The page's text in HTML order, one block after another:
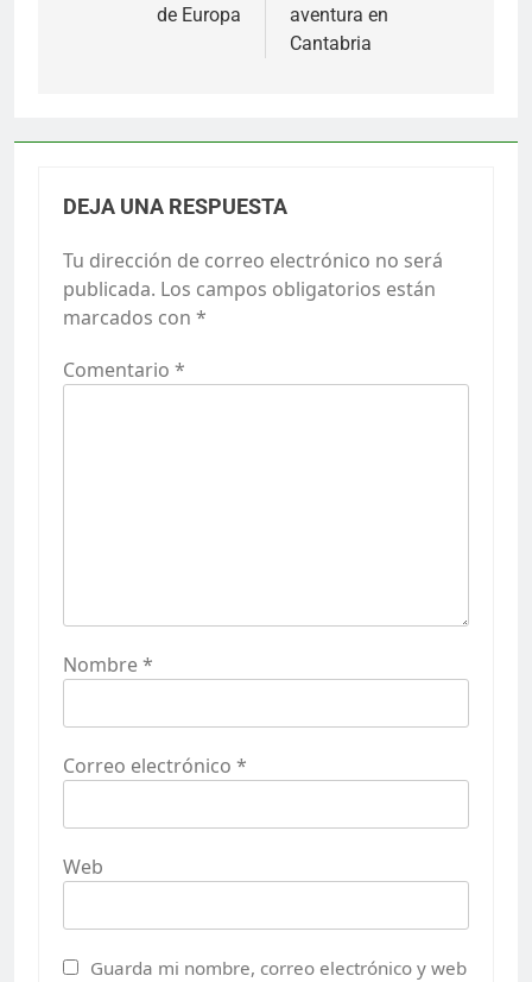
de Europa
aventura en
Cantabria
DEJA UNA RESPUESTA
Tu dirección de correo electrónico no será
publicada. Los campos obligatorios están
marcados con *
Comentario *
Nombre*
Correo electrónico *
Web
Guarda mi nombre, correo electrónico y web